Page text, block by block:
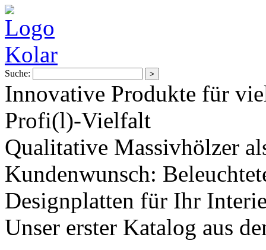
Suche:
Innovative Produkte für
Profi(l)-Vielfalt
Qualitative Massivhölzer
Kundenwunsch:
Designplatten für Ihr
Unser erster Katalog aus